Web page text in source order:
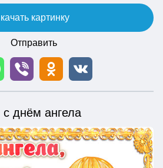
картинку
Отправить
днём ангела